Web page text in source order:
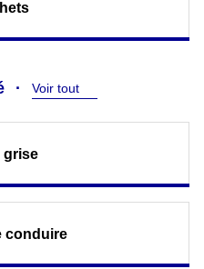
Voir tout
grise
conduire